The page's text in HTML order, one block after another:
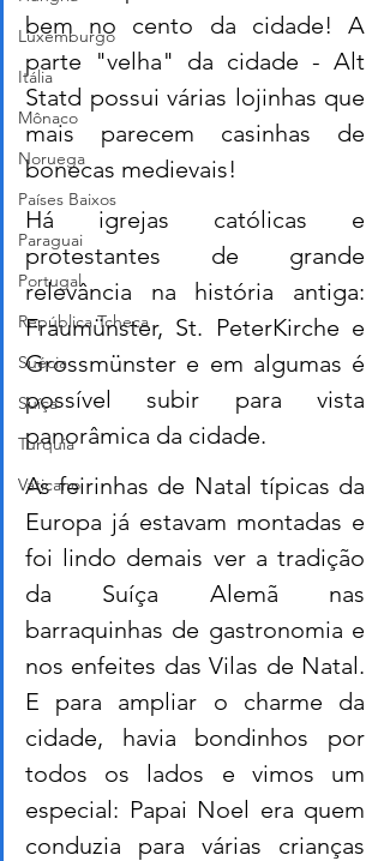
Luxemburgo
Itália
Mônaco
Noruega
Países Baixos
Paraguai
Portugal
República Tcheca
Suécia
Suíça
Turquia
Vaticano
bem no cento da cidade! A
parte "velha" da cidade - Alt
Statd possui várias lojinhas que
mais parecem casinhas de
bonecas medievais!
Há igrejas católicas e
protestantes de grande
relevância na história antiga:
Fraumünster, St. PeterKirche e
Grossmünster e em algumas é
possível subir para vista
panorâmica da cidade.
As feirinhas de Natal típicas da
Europa já estavam montadas e
foi lindo demais ver a tradição
da Suíça Alemã nas
barraquinhas de gastronomia e
nos enfeites das Vilas de Natal.
E para ampliar o charme da
cidade, havia bondinhos por
todos os lados e vimos um
especial: Papai Noel era quem
conduzia para várias crianças